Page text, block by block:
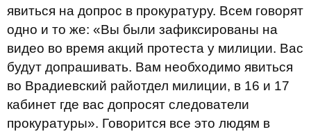
явиться на допрос в прокуратуру. Всем говорят
одно и то же: «Вы были зафиксированы на
видео во время акций протеста у милиции. Вас
будут допрашивать. Вам необходимо явиться
во Врадиевский райотдел милиции, в 16 и 17
кабинет где вас допросят следователи
прокуратуры». Говорится все это людям в